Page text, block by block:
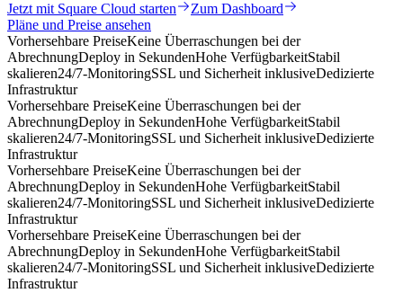
Jetzt mit Square Cloud starten
Zum Dashboard
Pläne und Preise ansehen
Vorhersehbare PreiseKeine Überraschungen bei der
AbrechnungDeploy in SekundenHohe VerfügbarkeitStabil
skalieren24/7-MonitoringSSL und Sicherheit inklusiveDedizierte
Infrastruktur
Vorhersehbare PreiseKeine Überraschungen bei der
AbrechnungDeploy in SekundenHohe VerfügbarkeitStabil
skalieren24/7-MonitoringSSL und Sicherheit inklusiveDedizierte
Infrastruktur
Vorhersehbare PreiseKeine Überraschungen bei der
AbrechnungDeploy in SekundenHohe VerfügbarkeitStabil
skalieren24/7-MonitoringSSL und Sicherheit inklusiveDedizierte
Infrastruktur
Vorhersehbare PreiseKeine Überraschungen bei der
AbrechnungDeploy in SekundenHohe VerfügbarkeitStabil
skalieren24/7-MonitoringSSL und Sicherheit inklusiveDedizierte
Infrastruktur